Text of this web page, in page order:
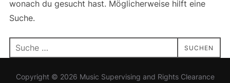
wonach du gesucht hast. Möglicherweise hilft eine
Suche.
Suchen
nach:
SUCHEN
Copyright © 2026 Music Supervising and Rights Clearance